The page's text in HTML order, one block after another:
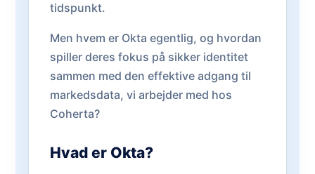
tidspunkt.
Men hvem er Okta egentlig, og hvordan
spiller deres fokus på sikker identitet
sammen med den effektive adgang til
markedsdata, vi arbejder med hos
Coherta?
Hvad er Okta?